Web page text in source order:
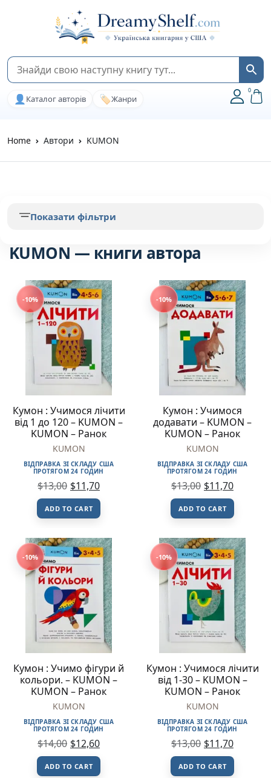
👤 Каталог авторів 🏷️Жанри
0
Home Автори KUMON
KUMON — книги автора
-10%
Кумон : Учимося лічити
від 1 до 120 – KUMON –
KUMON – Ранок
KUMON
ВІДПРАВКА ЗІ СКЛАДУ США
ПРОТЯГОМ 24 ГОДИН
$13,00 $11,70
ADD TO CART
-10%
Кумон : Учимося
додавати – KUMON –
KUMON – Ранок
KUMON
ВІДПРАВКА ЗІ СКЛАДУ США
ПРОТЯГОМ 24 ГОДИН
$13,00 $11,70
ADD TO CART
-10%
Кумон : Учимо фігури й
кольори. – KUMON –
KUMON – Ранок
KUMON
ВІДПРАВКА ЗІ СКЛАДУ США
ПРОТЯГОМ 24 ГОДИН
$14,00 $12,60
ADD TO CART
-10%
Кумон : Учимося лічити
від 1-30 – KUMON –
KUMON – Ранок
KUMON
ВІДПРАВКА ЗІ СКЛАДУ США
ПРОТЯГОМ 24 ГОДИН
$13,00 $11,70
ADD TO CART
Показати фільтри